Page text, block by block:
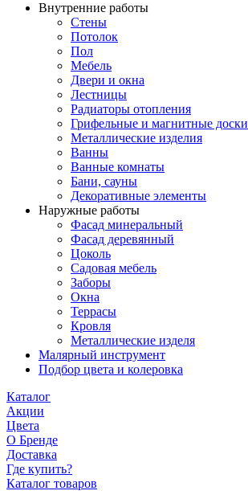
Внутренние работы
Стены
Потолок
Пол
Мебель
Двери и окна
Лестницы
Радиаторы отопления
Грифельные и магнитные доски
Металлические изделия
Ванны
Ванные комнаты
Бани, сауны
Декоративные элементы
Наружные работы
Фасад минеральный
Фасад деревянный
Цоколь
Садовая мебель
Заборы
Окна
Террасы
Кровля
Металлические изделя
Малярный инструмент
Подбор цвета и колеровка
Каталог
Акции
Цвета
О Бренде
Доставка
Где купить?
Каталог товаров